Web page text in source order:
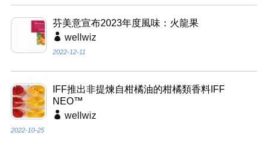
芬美意宣布2023年度風味：火龍果
wellwiz
2022-12-11
IFF推出非提煉自柑橘油的柑橘類香料IFF
NEO™
wellwiz
2022-10-25